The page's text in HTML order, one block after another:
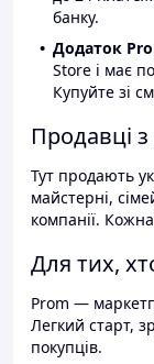
банку.
Додаток
Store і має
Купуйте зі
Продавці з
Тут продають
майстерні,
компанії.
Для тих,
Prom —
Легкий старт,
покупців.